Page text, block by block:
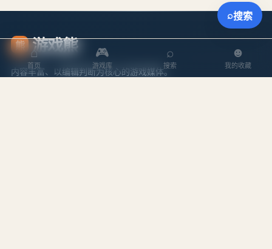
熊 游戏熊
内容丰富、以编辑判断为核心的游戏媒体。
⌂
首页
🎮
游戏库
⌕
搜索
☻
我的收藏
⌕搜索